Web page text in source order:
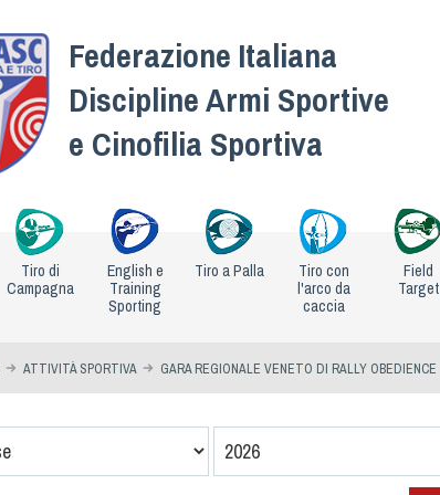
Federazione Italiana
Discipline Armi Sportive
e Cinofilia Sportiva
Tiro di
Campagna
English e
Training
Sporting
Tiro a Palla
Tiro con
l'arco da
caccia
Field
Target
ATTIVITÀ SPORTIVA GARA REGIONALE VENETO DI RALLY OBEDIENCE